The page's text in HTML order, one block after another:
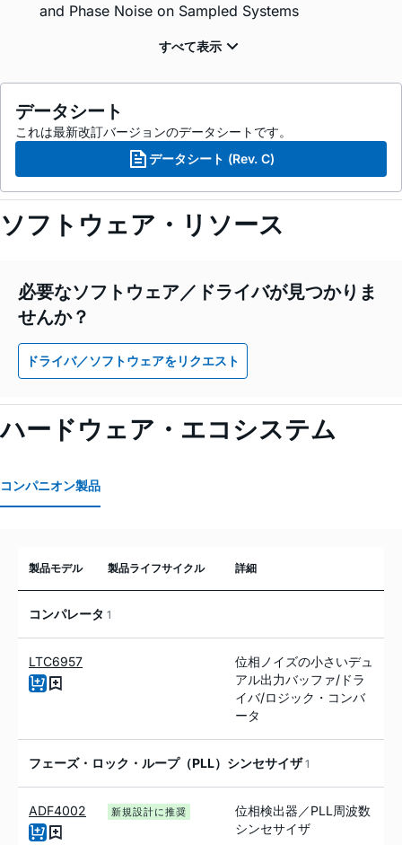
and Phase Noise on Sampled Systems
データシート
これは最新改訂バージョンのデータシートです。
データシート (Rev. C)
ソフトウェア・リソース
必要なソフトウェア／ドライバが見つかりま
せんか？
ドライバ／ソフトウェアをリクエスト
ハードウェア・エコシステム
コンパニオン製品
製品モデル 製品ライフサイクル 詳細
コンパレータ 1
LTC6957
位相ノイズの小さいデュ
アル出力バッファ/ドラ
イバ/ロジック・コンバ
ータ
フェーズ・ロック・ループ（PLL）シンセサイザ1
ADF4002 新規設計に推奨
位相検出器／PLL周波数
シンセサイザ